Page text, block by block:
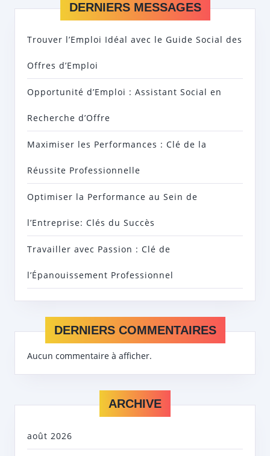
DERNIERS MESSAGES
Trouver l’Emploi Idéal avec le Guide Social des
Offres d’Emploi
Opportunité d’Emploi : Assistant Social en
Recherche d’Offre
Maximiser les Performances : Clé de la
Réussite Professionnelle
Optimiser la Performance au Sein de
l’Entreprise: Clés du Succès
Travailler avec Passion : Clé de
l’Épanouissement Professionnel
DERNIERS COMMENTAIRES
Aucun commentaire à afficher.
ARCHIVE
août 2026